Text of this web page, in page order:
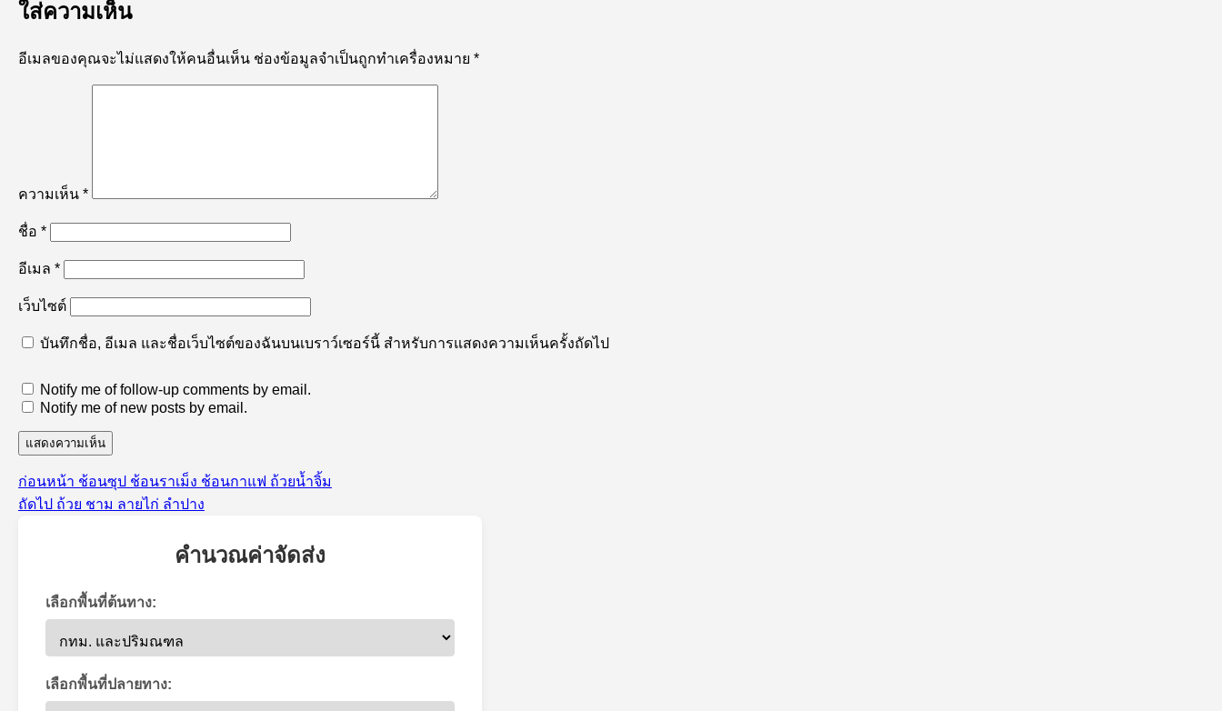
ใส่ความเห็น
อีเมลของคุณจะไม่แสดงให้คนอื่นเห็น ช่องข้อมูลจำเป็นถูกทำเครื่องหมาย *
ความเห็น *
ชื่อ *
อีเมล *
เว็บไซต์
บันทึกชื่อ, อีเมล และชื่อเว็บไซต์ของฉันบนเบราว์เซอร์นี้ สำหรับการแสดงความเห็นครั้งถัดไป
Notify me of follow-up comments by email.
Notify me of new posts by email.
แนะแนว
ก่อนหน้า เรื่อง
ก่อน
ช้อนซุป ช้อนราเม็ง ช้อนกาแฟ ถ้วยน้ำจิ้ม
ถัดไป เรื่อง
ถ้วย ชาม ลายไก่ ลำปาง
คำนวณค่าจัดส่ง
เลือกพื้นที่ต้นทาง:
เลือกพื้นที่ปลายทาง: